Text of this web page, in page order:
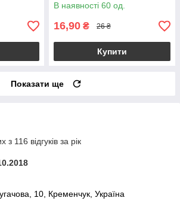
В наявності 60 од.
16,90 ₴ 26 ₴
Купити
Показати ще
з 116 відгуків за рік
10, Кременчук, Україна